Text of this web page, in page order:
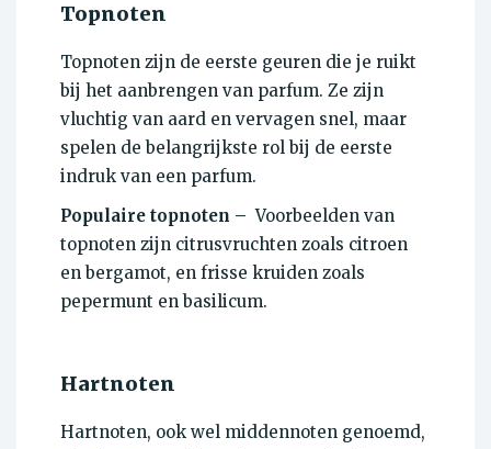
Topnoten
Topnoten zijn de eerste geuren die je ruikt
bij het aanbrengen van parfum. Ze zijn
vluchtig van aard en vervagen snel, maar
spelen de belangrijkste rol bij de eerste
indruk van een parfum.
Populaire topnoten – Voorbeelden van
topnoten zijn citrusvruchten zoals citroen
en bergamot, en frisse kruiden zoals
pepermunt en basilicum.
Hartnoten
Hartnoten, ook wel middennoten genoemd,